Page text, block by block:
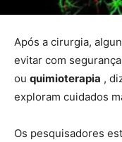
Após a cirurgia,
evitar com
ou quimioterapia ,
exploram cuidados
Os pesquisadores